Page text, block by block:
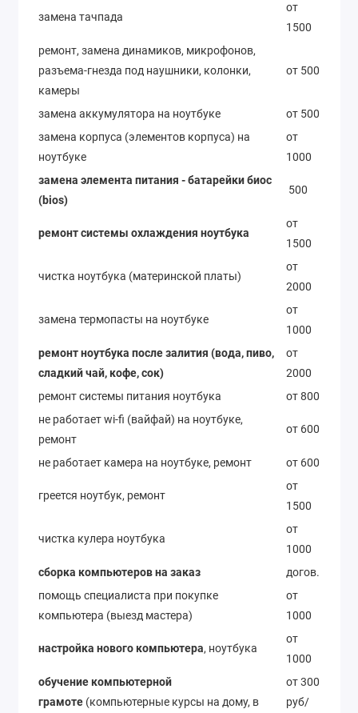
замена тачпада
от
1500
ремонт, замена динамиков, микрофонов,
разъема-гнезда под наушники, колонки,
камеры
от 500
замена аккумулятора на ноутбуке
от 500
замена корпуса (элементов корпуса) на
ноутбуке
от
1000
замена элемента питания - батарейки биос
(bios)
500
ремонт системы охлаждения ноутбука
от
1500
чистка ноутбука (материнской платы)
от
2000
замена термопасты на ноутбуке
от
1000
ремонт ноутбука после залития (вода, пиво,
сладкий чай, кофе, сок)
от
2000
ремонт системы питания ноутбука
от 800
не работает wi-fi (вайфай) на ноутбуке,
ремонт
от 600
не работает камера на ноутбуке, ремонт от 600
греется ноутбук, ремонт
от
1500
чистка кулера ноутбука
от
1000
сборка компьютеров на заказ
догов.
помощь специалиста при покупке
компьютера (выезд мастера)
от
1000
настройка нового компьютера, ноутбука
от
1000
обучение компьютерной
грамоте (компьютерные курсы на дому, в
от 300
руб/